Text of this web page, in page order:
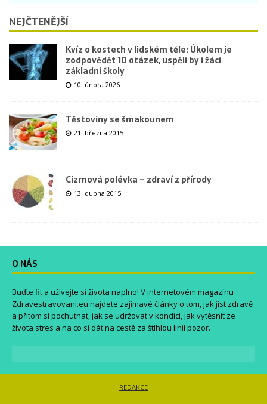
NEJČTENĚJŠÍ
Kvíz o kostech v lidském těle: Úkolem je
zodpovědět 10 otázek, uspěli by i žáci
základní školy
10. února 2026
Těstoviny se šmakounem
21. března 2015
Cizrnová polévka – zdraví z přírody
13. dubna 2015
O NÁS
Buďte fit a užívejte si života naplno! V internetovém magazínu
Zdravestravovani.eu najdete zajímavé články o tom, jak jíst zdravě
a přitom si pochutnat, jak se udržovat v kondici, jak vytěsnit ze
života stres a na co si dát na cestě za štíhlou linií pozor.
REDAKCE